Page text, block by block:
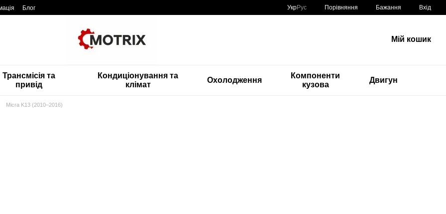
Блог УкрРус Порівняння Бажання Вхід
Мій кошик
Трансмісія та
привід
Кондиціонування та
клімат
Охолодження
Компоненти
кузова
Двигун
Micra K13 (2010–2016)